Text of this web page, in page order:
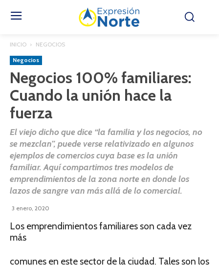
INICIO NEGOCIOS
Negocios
Negocios 100% familiares:
Cuando la unión hace la
fuerza
El viejo dicho que dice “la familia y los negocios, no
se mezclan”, puede verse relativizado en algunos
ejemplos de comercios cuya base es la unión
familiar. Aquí compartimos tres modelos de
emprendimientos de la zona norte en donde los
lazos de sangre van más allá de lo comercial.
3 enero, 2020
Los emprendimientos familiares son cada vez
más
comunes en este sector de la ciudad. Tales son los